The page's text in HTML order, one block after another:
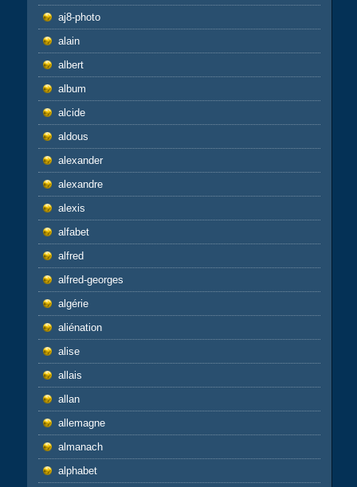
aj8-photo
alain
albert
album
alcide
aldous
alexander
alexandre
alexis
alfabet
alfred
alfred-georges
algérie
aliénation
alise
allais
allan
allemagne
almanach
alphabet